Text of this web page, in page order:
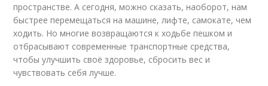
пространстве. А сегодня, можно сказать, наоборот, нам
быстрее перемещаться на машине, лифте, самокате, чем
ходить. Но многие возвращаются к ходьбе пешком и
отбрасывают современные транспортные средства,
чтобы улучшить своё здоровье, сбросить вес и
чувствовать себя лучше.